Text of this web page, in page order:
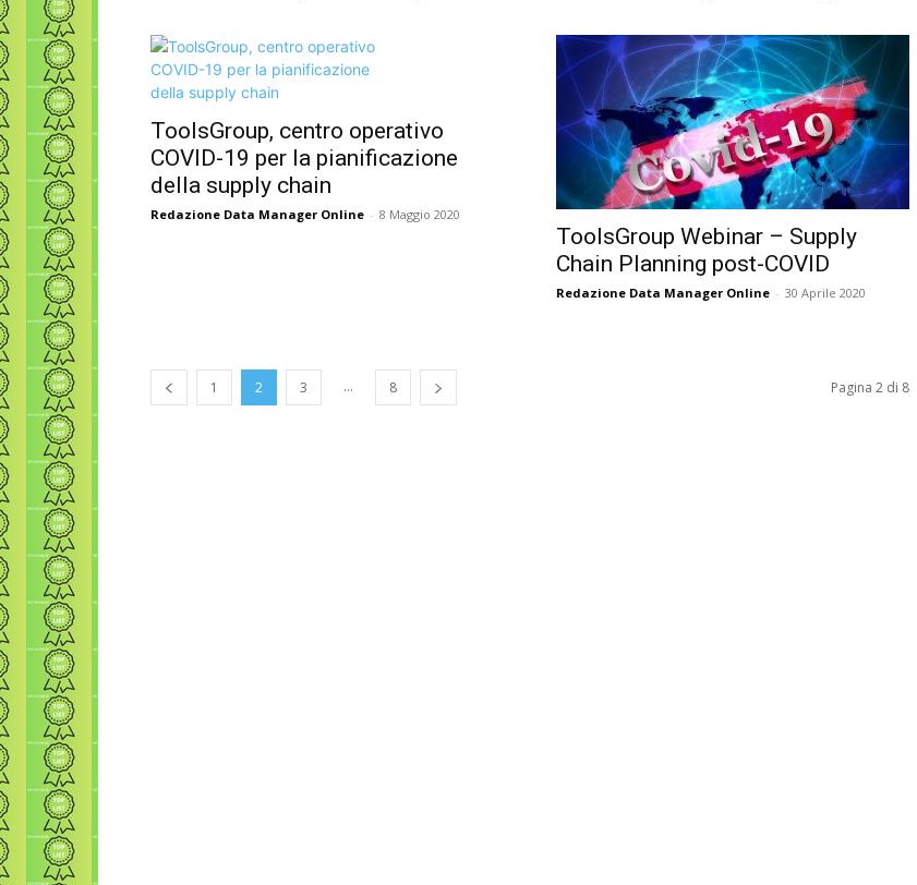
ToolsGroup, centro operativo
COVID-19 per la pianificazione
della supply chain
Redazione Data Manager Online - 8 Maggio 2020
ToolsGroup Webinar – Supply
Chain Planning post-COVID
Redazione Data Manager Online - 30 Aprile 2020
1 2 3 ... 8 Pagina 2 di 8